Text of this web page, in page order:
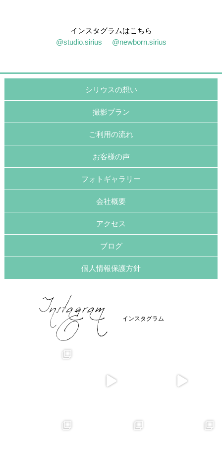
インスタグラムはこちら
@studio.sirius
@newborn.sirius
シリウスの想い
撮影プラン
ご利用の流れ
お客様の声
フォトギャラリー
会社概要
アクセス
ブログ
個人情報保護方針
インスタグラム